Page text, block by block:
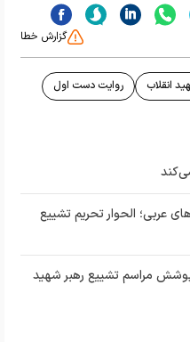
گزارش خطا
انقلاب روایت دست اول
عربی؛ الحوار تحریم تشییع
مراسم تشییع رهبر شهید